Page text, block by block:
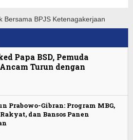
Papa BSD, Pemuda
Turun dengan
Prabowo-Gibran: Program MBG,
dan Bansos Panen